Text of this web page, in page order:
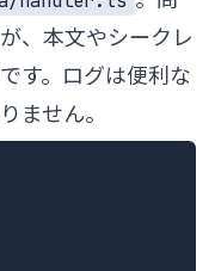
、本文やシークレ
す。ログは便利な
ません。